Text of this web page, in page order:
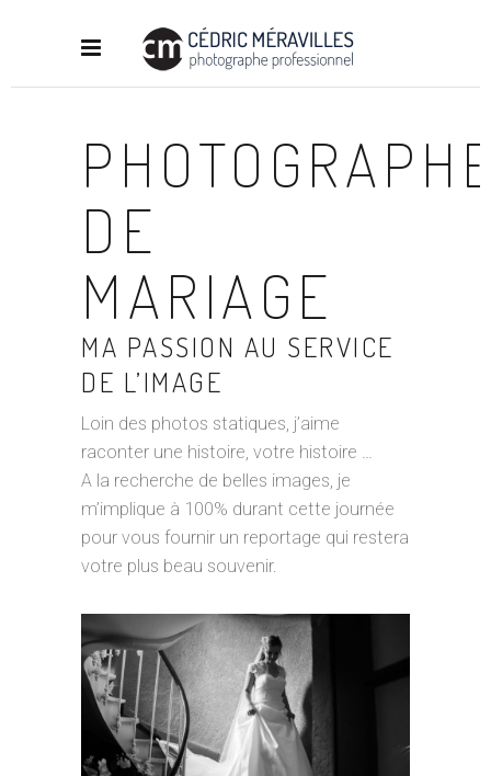
DE
MARIAGE
MA PASSION AU SERVICE
DE L’IMAGE
Loin des photos statiques, j’aime
raconter une histoire, votre histoire …
A la recherche de belles images, je
m’implique à 100% durant cette journée
pour vous fournir un reportage qui restera
votre plus beau souvenir.